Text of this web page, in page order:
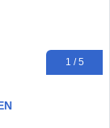
1 / 5